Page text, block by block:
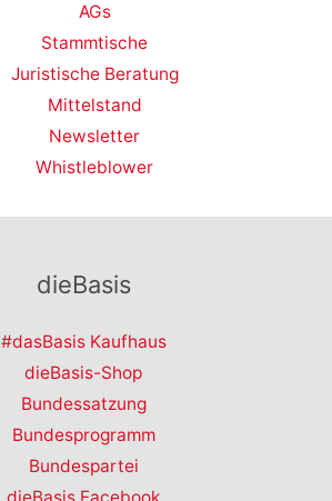
AGs
Stammtische
Juristische Beratung
Mittelstand
Newsletter
Whistleblower
dieBasis
#dasBasis Kaufhaus
dieBasis-Shop
Bundessatzung
Bundesprogramm
Bundespartei